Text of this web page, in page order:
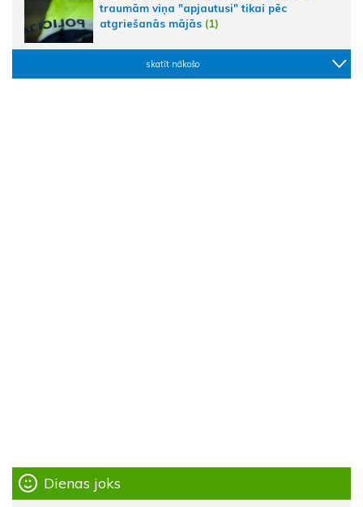
traumām viņa "apjautusi" tikai pēc
atgriešanās mājās (1)
skatīt nākošo
Dienas joks